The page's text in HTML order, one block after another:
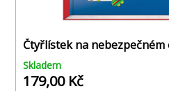
Čtyřlístek na
Skladem
179,00 Kč